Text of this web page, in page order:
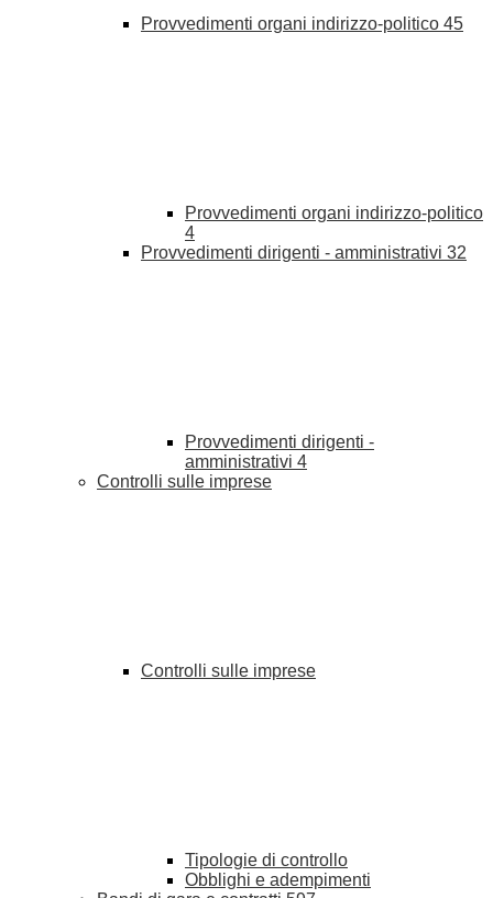
Provvedimenti organi indirizzo-politico 45
Provvedimenti organi indirizzo-politico
4
Provvedimenti dirigenti - amministrativi 32
Provvedimenti dirigenti -
amministrativi 4
Controlli sulle imprese
Controlli sulle imprese
Tipologie di controllo
Obblighi e adempimenti